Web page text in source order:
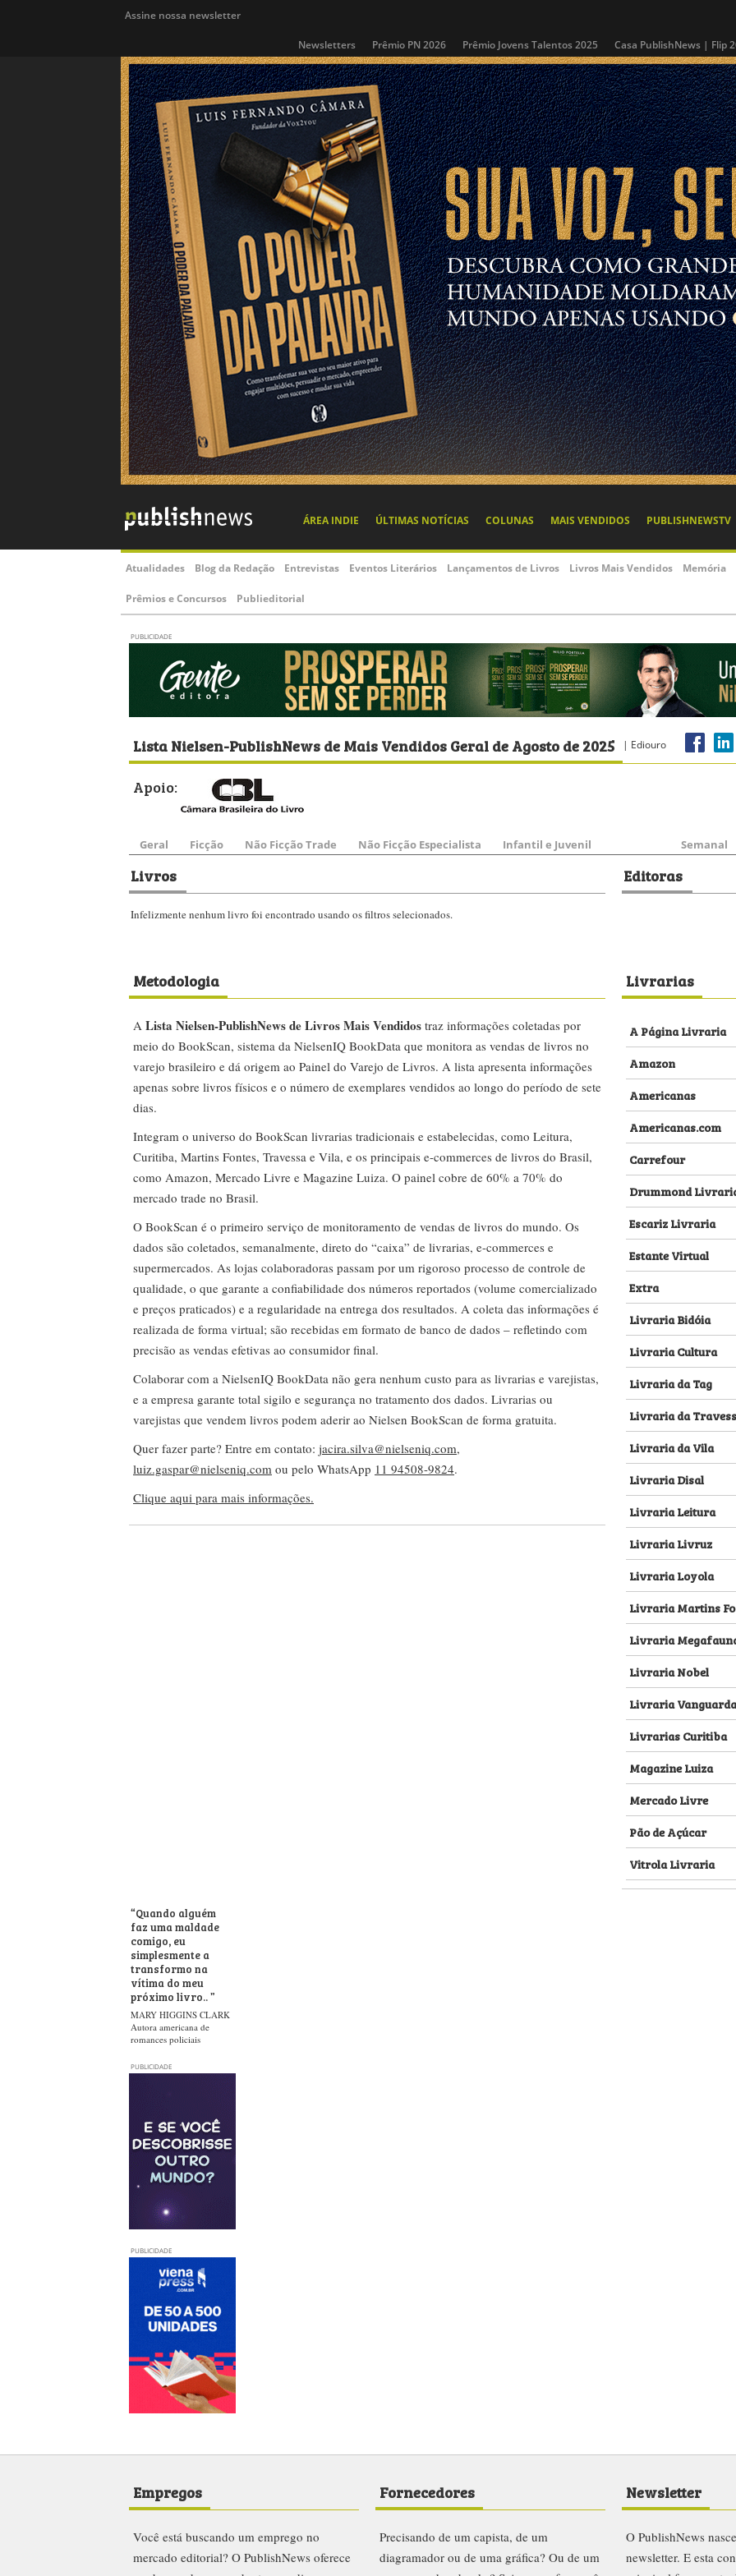
Assine nossa newsletter
Newsletters Prêmio PN 2026 Prêmio Jovens Talentos 2025 Casa PublishNews | Flip
ÁREA INDIE ÚLTIMAS NOTÍCIAS COLUNAS MAIS VENDIDOS PUBLISHNEWSTV
Atualidades Blog da Redação Entrevistas Eventos Literários Lançamentos de Livros Livros Mais Vendidos Memória
Prêmios e Concursos Publieditorial
PUBLICIDADE
Lista Nielsen-PublishNews de Mais Vendidos Geral de Agosto de 2025 | Ediouro
Apoio:
Geral Ficção Não Ficção Trade Não Ficção Especialista Infantil e Juvenil Semanal
Livros
Infelizmente nenhum livro foi encontrado usando os filtros selecionados.
Editoras
Metodologia
A Lista Nielsen-PublishNews de Livros Mais Vendidos traz informações coletadas por
meio do BookScan, sistema da NielsenIQ BookData que monitora as vendas de livros no
varejo brasileiro e dá origem ao Painel do Varejo de Livros. A lista apresenta informações
apenas sobre livros físicos e o número de exemplares vendidos ao longo do período de sete
dias.
Integram o universo do BookScan livrarias tradicionais e estabelecidas, como Leitura,
Curitiba, Martins Fontes, Travessa e Vila, e os principais e-commerces de livros do Brasil,
como Amazon, Mercado Livre e Magazine Luiza. O painel cobre de 60% a 70% do
mercado trade no Brasil.
O BookScan é o primeiro serviço de monitoramento de vendas de livros do mundo. Os
dados são coletados, semanalmente, direto do “caixa” de livrarias, e-commerces e
supermercados. As lojas colaboradoras passam por um rigoroso processo de controle de
qualidade, o que garante a confiabilidade dos números reportados (volume comercializado
e preços praticados) e a regularidade na entrega dos resultados. A coleta das informações é
realizada de forma virtual; são recebidas em formato de banco de dados – refletindo com
precisão as vendas efetivas ao consumidor final.
Colaborar com a NielsenIQ BookData não gera nenhum custo para as livrarias e varejistas,
e a empresa garante total sigilo e segurança no tratamento dos dados. Livrarias ou
varejistas que vendem livros podem aderir ao Nielsen BookScan de forma gratuita.
Quer fazer parte? Entre em contato: jacira.silva@nielseniq.com,
luiz.gaspar@nielseniq.com ou pelo WhatsApp 11 94508-9824.
Clique aqui para mais informações.
Livrarias
A Página Livraria
Amazon
Americanas
Americanas.com
Carrefour
Drummond
Escariz Livraria
Estante Virtual
Extra
Livraria Bidóia
Livraria Cultura
Livraria da Tag
Livraria da
Livraria da Vila
Livraria Disal
Livraria Leitura
Livraria Livruz
Livraria Loyola
Livraria Martins
Livraria
Livraria Nobel
Livraria Vanguarda
Livrarias Curitiba
Magazine Luiza
Mercado Livre
Pão de Açúcar
Vitrola Livraria
“Quando alguém
faz uma maldade
comigo, eu
simplesmente a
transformo na
vítima do meu
próximo livro..”
MARY HIGGINS CLARK
Autora americana de
romances policiais
PUBLICIDADE
PUBLICIDADE
Empregos
Você está buscando um emprego no
mercado editorial? O PublishNews oferece
Fornecedores
Precisando de um capista, de um
diagramador ou de uma gráfica? Ou de um
Newsletter
O PublishNews
newsletter. E esta